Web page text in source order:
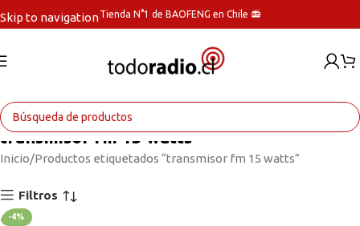
Skip to navigationTienda N°1 de BAOFENG en Chile 📻
transmisor fm 15 watts
Inicio Productos etiquetados “transmisor fm 15 watts”
Filtros
-4%